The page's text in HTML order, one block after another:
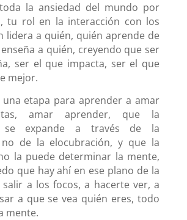
la ansiedad del mundo por
tu rol en la interacción con los
lidera a quién, quién aprende de
a quién, creyendo que ser
ser el que impacta, ser el que
mejor.
una etapa para aprender a amar
amar aprender, que la
se expande a través de la
no de la elocubración, y que la
la puede determinar la mente,
que hay ahí en ese plano de la
salir a los focos, a hacerte ver, a
a que se vea quién eres, todo
mente.